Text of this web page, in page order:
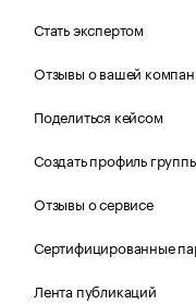
Стать экспертом
Отзывы о вашей
Поделиться кейсом
Создать профиль
Отзывы о сервисе
Сертифицированные
Лента публикаций